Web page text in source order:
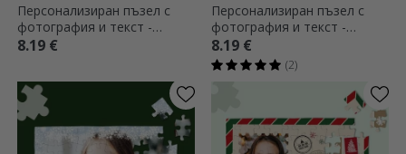
Персонализиран пъзел с
фотография и текст -
Приказно Коледа
8.19 €
Персонализиран пъзел с
фотография и текст -
Весела Коледа
8.19 €
(2)